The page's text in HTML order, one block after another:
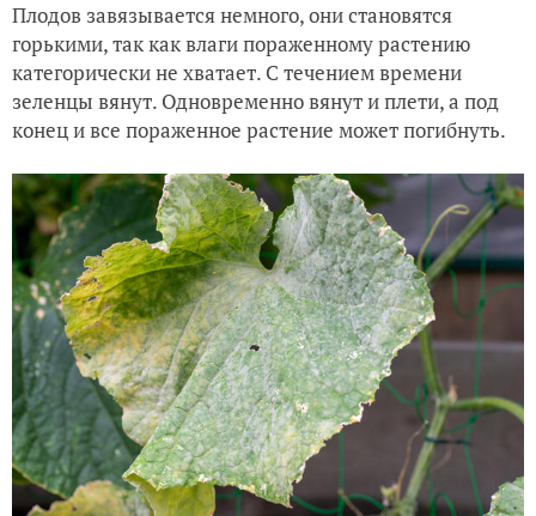
Плодов завязывается немного, они становятся
горькими, так как влаги пораженному растению
категорически не хватает. С течением времени
зеленцы вянут. Одновременно вянут и плети, а под
конец и все пораженное растение может погибнуть.